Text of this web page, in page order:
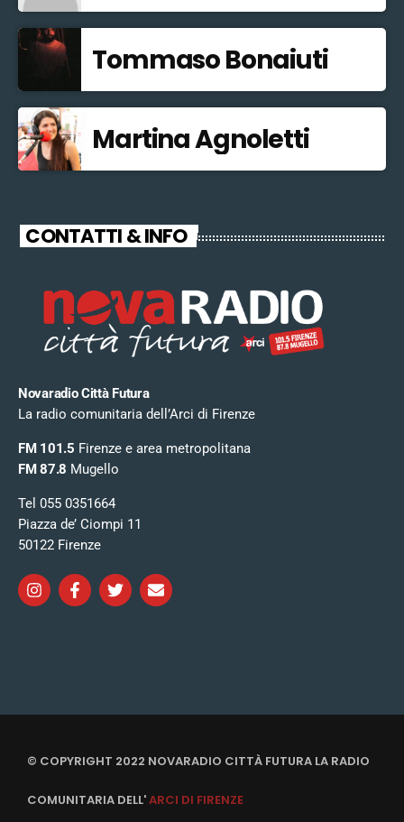
Tommaso Bonaiuti
Martina Agnoletti
CONTATTI & INFO
Novaradio Città Futura
La radio comunitaria dell’Arci di Firenze
FM 101.5 Firenze e area metropolitana
FM 87.8 Mugello
Tel 055 0351664
Piazza de’ Ciompi 11
50122 Firenze
© COPYRIGHT 2022 NOVARADIO CITTÀ FUTURA LA RADIO
COMUNITARIA DELL'ARCI DI FIRENZE